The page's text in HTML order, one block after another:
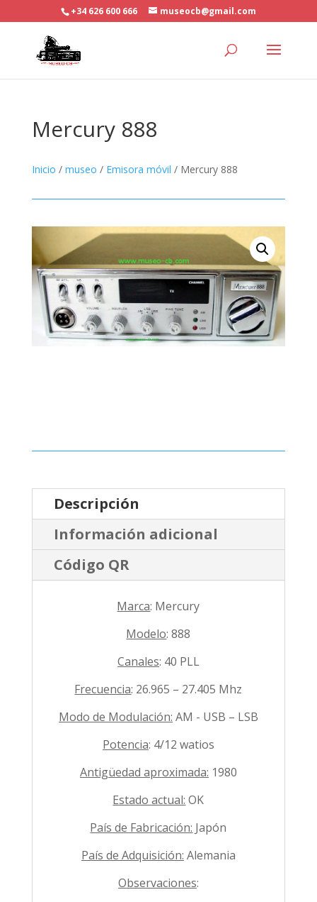
+34 626 600 666 museocb@gmail.com
Mercury 888
Inicio / museo / Emisora móvil / Mercury 888
Descripción
Información adicional
Código QR
Marca: Mercury
Modelo: 888
Canales: 40 PLL
Frecuencia: 26.965 – 27.405 Mhz
Modo de Modulación: AM - USB – LSB
Potencia: 4/12 watios
Antigüedad aproximada: 1980
Estado actual: OK
País de Fabricación: Japón
País de Adquisición: Alemania
Observaciones: